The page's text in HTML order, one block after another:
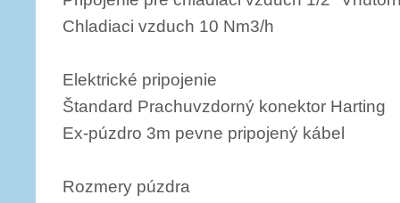
Chladiaci vzduch 10 Nm3/h
Elektrické pripojenie
Štandard Prachuvzdorný konektor Harting
Ex-púzdro 3m pevne pripojený kábel
Rozmery púzdra